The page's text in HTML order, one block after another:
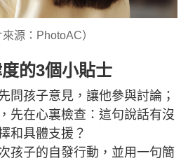
來源：PhotoAC）
的3個小貼士
問孩子意見，讓他參與討論；
先在心裏檢查：這句說話有沒
和具體支援？
孩子的自發行動，並用一句簡